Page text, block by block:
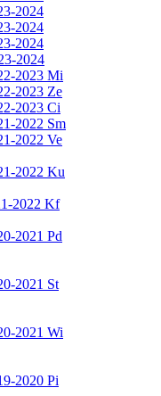
2024
2024
2024
2024
2023 Mi
2023 Ze
2023 Ci
2022 Sm
2022 Ve
2022 Ku
2022 Kf
2021 Pd
2021 St
2021 Wi
2020 Pi